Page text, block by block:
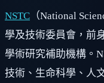
NSTC （National
學及技術委員會，前
學術研究補助機構。
技術、生命科學、人